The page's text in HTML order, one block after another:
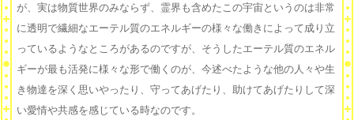
が、実は物質世界のみならず、霊界も含めたこの宇宙というのは非常
に透明で繊細なエーテル質のエネルギーの様々な働きによって成り立
っているようなところがあるのですが、そうしたエーテル質のエネル
ギーが最も活発に様々な形で働くのが、今述べたような他の人々や生
き物達を深く思いやったり、守ってあげたり、助けてあげたりして深
い愛情や共感を感じている時なのです。